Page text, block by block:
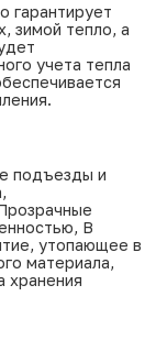
гарантирует
зимой тепло, а
учета тепла
подъезды и
В
утопающее в
материала,
хранения